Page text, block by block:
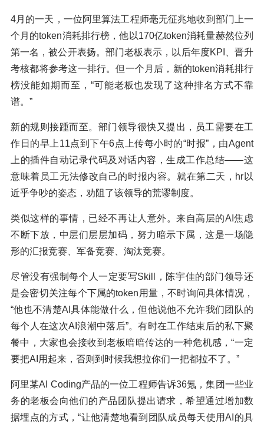
4月的一天，一位阿里算法工程师毫无征兆地收到部门上一
个月的token消耗排行榜，他以170亿token消耗量赫然位列
第一名，被公开表扬。部门老板表示，以后年度KPI、晋升
考核都将参考这一排行。但一个月后，新的token消耗排行
榜没能如期而至，“可能老板也发现了这种排名方式不靠
谱。”
新的规则接踵而至。部门领导很快又提出，员工需要在工
作日的早上11点到下午6点上传每小时的“时报”，由Agent
上的插件自动记录代码及对话内容，生成工作总结——这
意味着员工无法修改自己的时报内容。就在第二天，hr以
近乎争吵的姿态，劝阻了该领导的荒谬制度。
类似这样的事情，已经不再让人意外。来自高层的AI焦虑
不断下放，中层们层层加码，努力暗示下属，这是一场隐
形的汇报竞赛、军备竞赛、淘汰竞赛。
尽管没有强制每个人一定要写Skill，陈宇佳的部门领导还
是会密切关注每个下属的token用量，不时询问具体情况，
“他也不清楚AI具体能做什么，但他说他不允许我们团队的
每个人在这次AI浪潮中落后”。有时在工作结束后的私下聚
餐中，大家也会接收到老板暗暗传达的一种危机感，“一定
要把AI用起来，否则到时候我想拉你们一把都拉不了。”
阿里某AI Coding产品的一位工程师告诉36氪，集团一些业
务的老板会向他们的产品团队提出请求，希望通过增加数
据埋点的方式，“让他清楚地看到团队成员每天使用AI的具